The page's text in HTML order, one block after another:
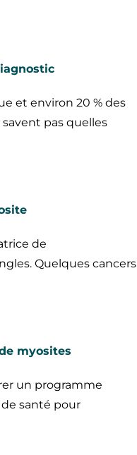
et environ 20 % des
pas quelles
de
Quelques cancers
myosites
un programme
santé pour